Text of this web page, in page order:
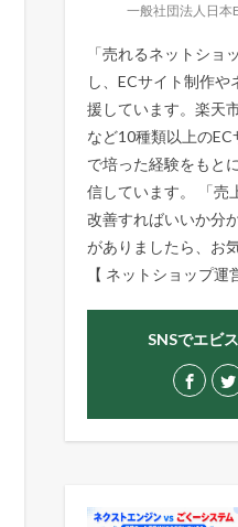
一般社団法人日本
「売れるネットショ
し、ECサイト制作
援しています。楽天
など10種類以上の
で培った経験をもと
信しています。 「売
改善すればいいか分
がありましたら、お
【 ネットショップ運
SNSでエビ